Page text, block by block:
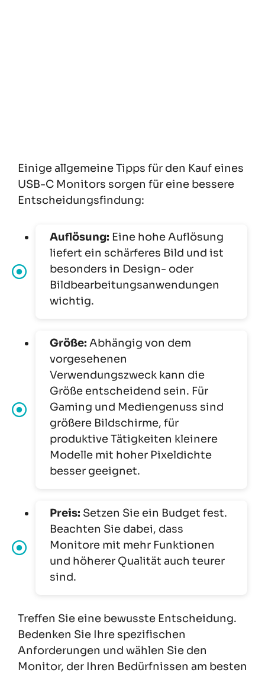
Einige allgemeine Tipps für den Kauf eines
USB-C Monitors sorgen für eine bessere
Entscheidungsfindung:
Auflösung: Eine hohe Auflösung
liefert ein schärferes Bild und ist
besonders in Design- oder
Bildbearbeitungsanwendungen
wichtig.
Größe: Abhängig von dem
vorgesehenen
Verwendungszweck kann die
Größe entscheidend sein. Für
Gaming und Mediengenuss sind
größere Bildschirme, für
produktive Tätigkeiten kleinere
Modelle mit hoher Pixeldichte
besser geeignet.
Preis: Setzen Sie ein Budget fest.
Beachten Sie dabei, dass
Monitore mit mehr Funktionen
und höherer Qualität auch teurer
sind.
Treffen Sie eine bewusste Entscheidung.
Bedenken Sie Ihre spezifischen
Anforderungen und wählen Sie den
Monitor, der Ihren Bedürfnissen am besten